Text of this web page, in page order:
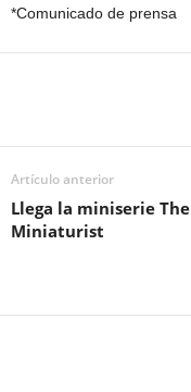
*Comunicado de prensa
Artículo anterior
Llega la miniserie The
Miniaturist